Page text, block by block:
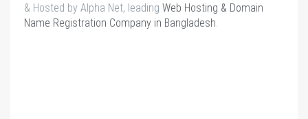
& Hosted by Alpha Net, leading Web Hosting & Domain
Name Registration Company in Bangladesh